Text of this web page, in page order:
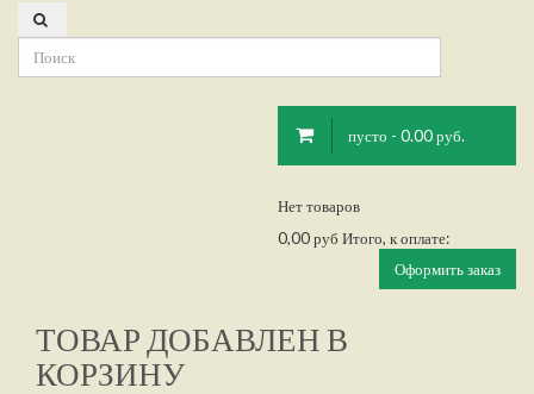
пусто - 0.00 руб.
Нет товаров
0,00 руб Итого, к оплате:
Оформить заказ
ТОВАР ДОБАВЛЕН В
КОРЗИНУ